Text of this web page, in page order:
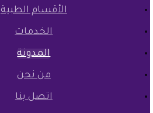
الأقسام الطبية
الخدمات
المدونة
من نحن
اتصل بنا